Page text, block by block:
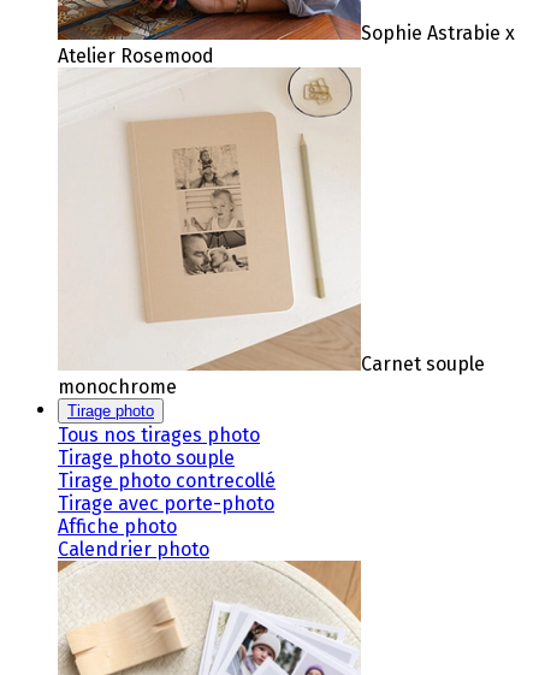
Sophie Astrabie x
Atelier Rosemood
Carnet souple
monochrome
Tirage photo
Tous nos tirages photo
Tirage photo souple
Tirage photo contrecollé
Tirage avec porte-photo
Affiche photo
Calendrier photo